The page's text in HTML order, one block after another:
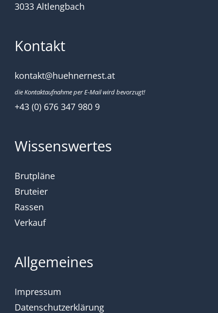
3033 Altlengbach
Kontakt
kontakt@huehnernest.at
die Kontaktaufnahme per E-Mail wird bevorzugt!
+43 (0) 676 347 980 9
Wissenswertes
Brutpläne
Bruteier
Rassen
Verkauf
Allgemeines
Impressum
Datenschutzerklärung